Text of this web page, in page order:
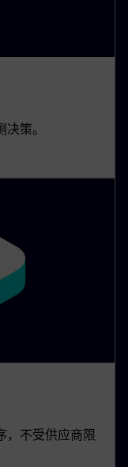
策。
，不受供应商限